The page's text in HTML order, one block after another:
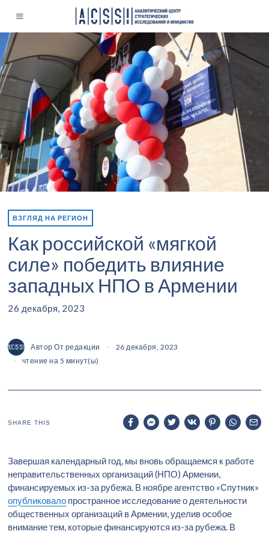
ВЗГЛЯД НА РЕГИОН
Как российской «мягкой
силе» победить влияние
западных НПО в Армении
26 декабря, 2023
АвторОт редакции
26 декабря, 2023
чтение на 5 минут(ы)
SHARE THIS
Завершая календарный год, мы вновь обращаемся к работе
неправительственных организаций (НПО) Армении,
финансируемых из-за рубежа. В ноябре агентство «Спутник»
опубликовало пространное исследование о деятельности
общественных организаций в Армении, уделив особое
внимание тем, которые финансируются из-за рубежа. В